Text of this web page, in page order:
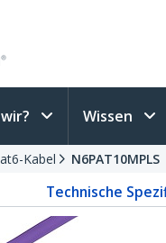
Wissen
Kabel N6PAT10MPLS
Technische